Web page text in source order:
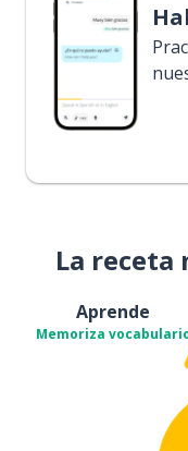
La receta
Aprende
Memoriza